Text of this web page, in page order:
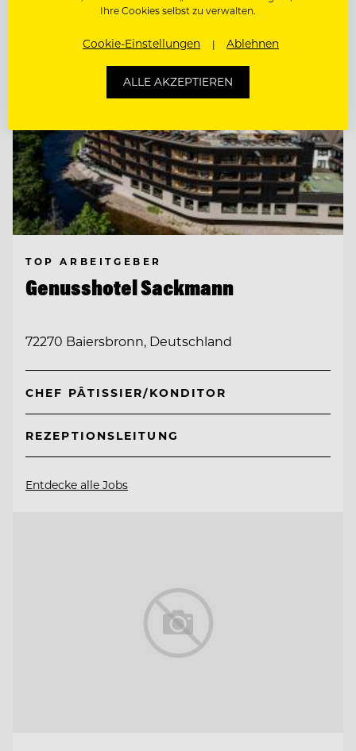
TOP ARBEITGEBER
Genusshotel Sackmann
72270 Baiersbronn, Deutschland
CHEF PÂTISSIER/KONDITOR
REZEPTIONSLEITUNG
Entdecke alle Jobs
Ihre Cookies selbst zu verwalten.
Cookie-Einstellungen Ablehnen
ALLE AKZEPTIEREN